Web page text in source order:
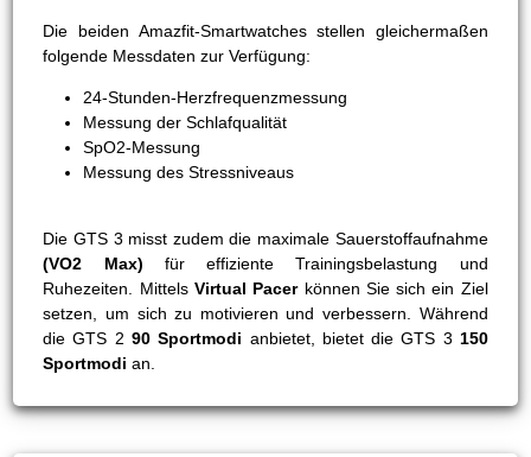
Die beiden Amazfit-Smartwatches stellen gleichermaßen
folgende Messdaten zur Verfügung:
24-Stunden-Herzfrequenzmessung
Messung der Schlafqualität
SpO2-Messung
Messung des Stressniveaus
Die GTS 3 misst zudem die maximale Sauerstoffaufnahme
(VO2 Max) für effiziente Trainingsbelastung und
Ruhezeiten. Mittels Virtual Pacerkönnen Sie sich ein Ziel
setzen, um sich zu motivieren und verbessern. Während
die GTS 2 90 Sportmodi anbietet, bietet die GTS 3 150
Sportmodi an.